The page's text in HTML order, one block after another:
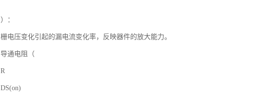
）：
栅电压变化引起的漏电流变化率，反映器件的放大能力。
导通电阻（
R
DS(on)